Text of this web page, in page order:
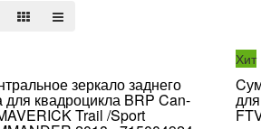
зеркало заднего
для квадроцикла BRP Can-
Trail /Sport
Хит